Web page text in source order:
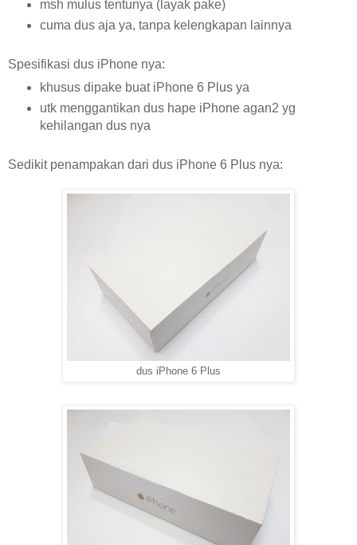
msh mulus tentunya (layak pake)
cuma dus aja ya, tanpa kelengkapan lainnya
Spesifikasi dus iPhone nya:
khusus dipake buat iPhone 6 Plus ya
utk menggantikan dus hape iPhone agan2 yg
kehilangan dus nya
Sedikit penampakan dari dus iPhone 6 Plus nya:
dus iPhone 6 Plus